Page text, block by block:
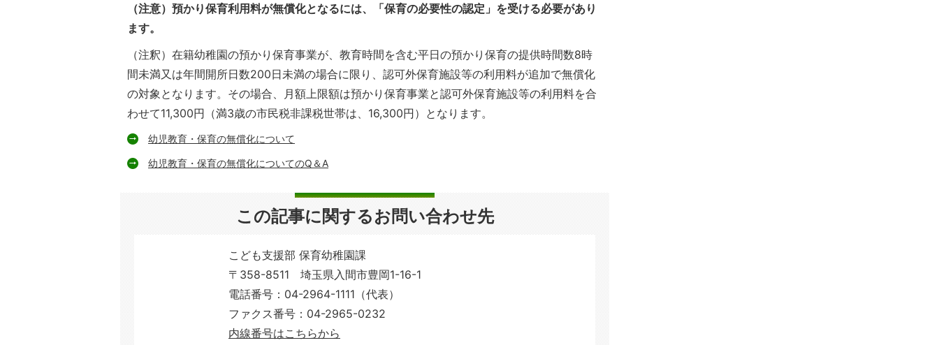
（注意）預かり保育利用料が無償化となるには、「保育の必要性の認定」を受ける必要があり
ます。
（注釈）在籍幼稚園の預かり保育事業が、教育時間を含む平日の預かり保育の提供時間数8時
間未満又は年間開所日数200日未満の場合に限り、認可外保育施設等の利用料が追加で無償化
の対象となります。その場合、月額上限額は預かり保育事業と認可外保育施設等の利用料を合
わせて11,300円（満3歳の市民税非課税世帯は、16,300円）となります。
幼児教育・保育の無償化について
幼児教育・保育の無償化についてのQ＆A
この記事に関するお問い合わせ先
こども支援部 保育幼稚園課
〒358-8511 埼玉県入間市豊岡1-16-1
電話番号：04-2964-1111（代表）
ファクス番号：04-2965-0232
内線番号はこちらから​​​​​​​